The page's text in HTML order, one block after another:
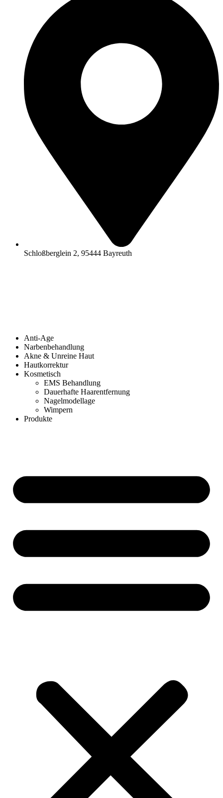
Schloßberglein 2, 95444 Bayreuth
Anti-Age
Narbenbehandlung
Akne & Unreine Haut
Hautkorrektur
Kosmetisch
EMS Behandlung
Dauerhafte Haarentfernung
Nagelmodellage
Wimpern
Produkte